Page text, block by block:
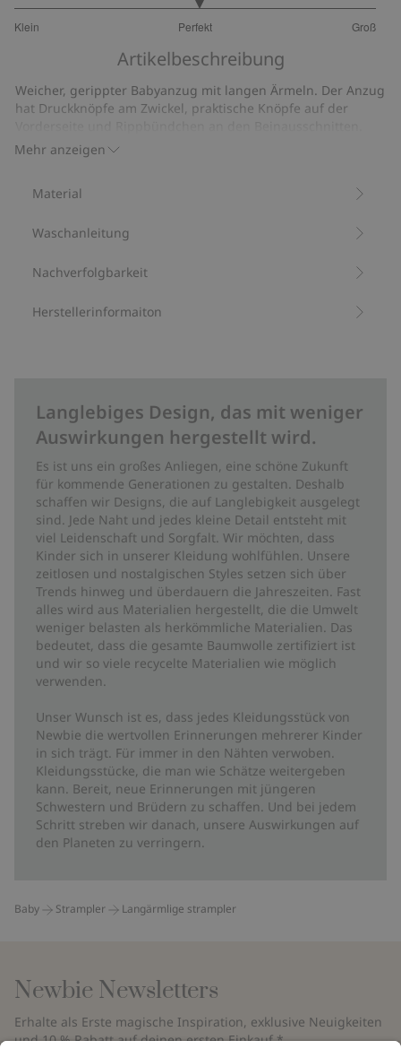
Klein Perfekt Groß
von
163
Bewertungen
Artikelbeschreibung
Mehr anzeigen
Weicher, gerippter Babyanzug mit langen Ärmeln. Der Anzug
hat Druckknöpfe am Zwickel, praktische Knöpfe auf der
Aus 100 % Biobaumwolle.
Artikelnummer
Material
Waschanleitung
Nachverfolgbarkeit
Herstellerinformaiton
Langlebiges Design, das mit weniger
Auswirkungen hergestellt wird.
Es ist uns ein großes Anliegen, eine schöne Zukunft
für kommende Generationen zu gestalten. Deshalb
schaffen wir Designs, die auf Langlebigkeit ausgelegt
sind. Jede Naht und jedes kleine Detail entsteht mit
viel Leidenschaft und Sorgfalt. Wir möchten, dass
Kinder sich in unserer Kleidung wohlfühlen. Unsere
zeitlosen und nostalgischen Styles setzen sich über
Trends hinweg und überdauern die Jahreszeiten. Fast
alles wird aus Materialien hergestellt, die die Umwelt
weniger belasten als herkömmliche Materialien. Das
bedeutet, dass die gesamte Baumwolle zertifiziert ist
und wir so viele recycelte Materialien wie möglich
verwenden.
Unser Wunsch ist es, dass jedes Kleidungsstück von
Newbie die wertvollen Erinnerungen mehrerer Kinder
in sich trägt. Für immer in den Nähten verwoben.
Kleidungsstücke, die man wie Schätze weitergeben
kann. Bereit, neue Erinnerungen mit jüngeren
Schwestern und Brüdern zu schaffen. Und bei jedem
Schritt streben wir danach, unsere Auswirkungen auf
den Planeten zu verringern.
Baby Strampler Langärmlige strampler
Newbie Newsletters
Erhalte als Erste magische Inspiration, exklusive Neuigkeiten
und 10 % Rabatt auf deinen ersten Einkauf.*